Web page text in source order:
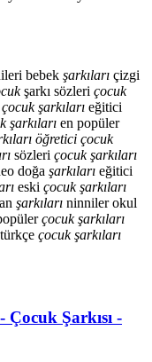
bebek şarkıları çizgi
şarkı sözleri çocuk
çocuk şarkıları eğitici
şarkıları en popüler
öğretici çocuk
sözleri çocuk şarkıları
doğa şarkıları eğitici
eski çocuk şarkıları
şarkıları ninnilerokul
çocuk şarkıları
türkçe çocuk şarkıları
Şarkısı -